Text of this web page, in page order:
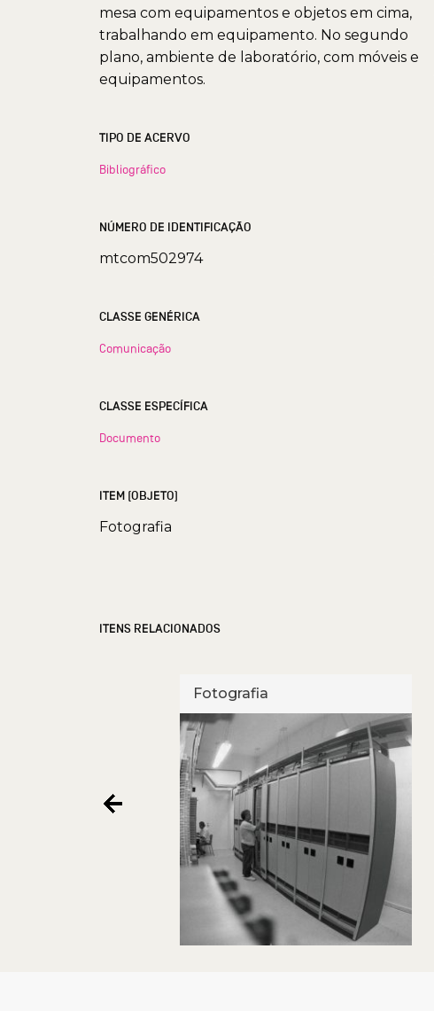
mesa com equipamentos e objetos em cima,
trabalhando em equipamento. No segundo
plano, ambiente de laboratório, com móveis e
equipamentos.
TIPO DE ACERVO
Bibliográfico
NÚMERO DE IDENTIFICAÇÃO
mtcom502974
CLASSE GENÉRICA
Comunicação
CLASSE ESPECÍFICA
Documento
ITEM (OBJETO)
Fotografia
ITENS RELACIONADOS
Fotografia